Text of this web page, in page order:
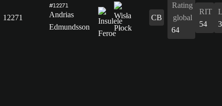
12271
#12271
Andrias
Edmundsson
CB
Rating
global
64
RIT
54